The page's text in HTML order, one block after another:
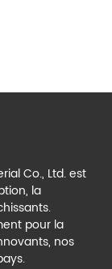
Co., Ltd. est
la
pour la
nos